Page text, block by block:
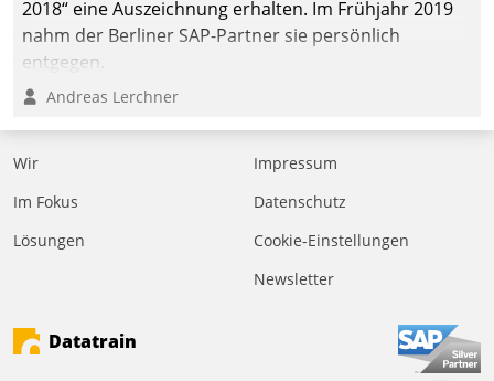
2018“ eine Auszeichnung erhalten. Im Frühjahr 2019
nahm der Berliner SAP-Partner sie persönlich
entgegen.
Andreas Lerchner
Wir
Im Fokus
Lösungen
Impressum
Datenschutz
Cookie-Einstellungen
Newsletter
Datatrain